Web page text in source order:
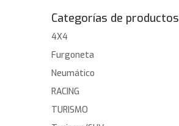
Categorías de productos
4X4
Furgoneta
Neumático
RACING
TURISMO